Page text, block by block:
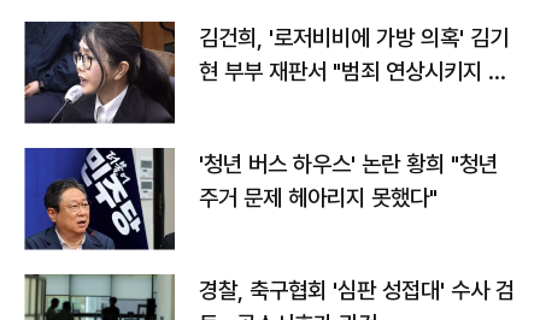
김건희, '로저비비에 가방 의혹' 김기
현 부부 재판서 "범죄 연상시키지 말
'청년 버스 하우스' 논란 황희 "청년
주거 문제 헤아리지 못했다"
경찰, 축구협회 '심판 성접대' 수사 검